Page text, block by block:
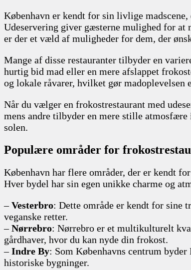
København er kendt for sin livlige
Udeservering giver gæsterne mulighed for at
er der et væld af muligheder for dem, der
Mange af disse restauranter tilbyder en
hurtig bid mad eller en mere afslappet
og lokale råvarer, hvilket gør madoplevelsen
Når du vælger en frokostrestaurant med
mens andre tilbyder en mere stille
solen.
Populære områder for
København har flere områder, der er kendt
Hver bydel har sin egen unikke charme og
–Vesterbro: Dette område er kendt for sine
veganske retter.
–Nørrebro: Nørrebro er et multikulturelt
gårdhaver, hvor du kan nyde din frokost.
–Indre By: Som Københavns centrum
historiske bygninger.